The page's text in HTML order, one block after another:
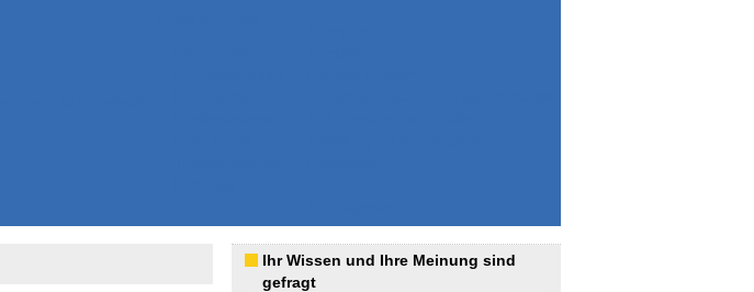
Ihr Wissen und Ihre Meinung sind
gefragt